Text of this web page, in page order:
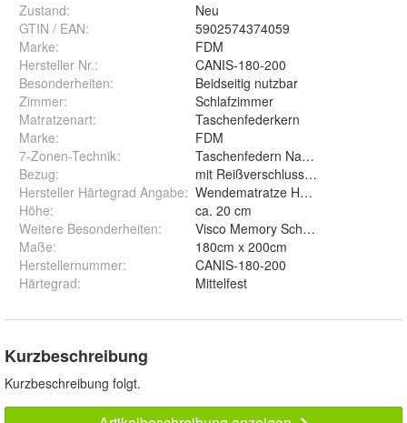
Zustand:
Neu
GTIN / EAN:
5902574374059
Marke:
FDM
Hersteller Nr.:
CANIS-180-200
Besonderheiten:
Beidseitig nutzbar
Zimmer:
Schlafzimmer
Matratzenart:
Taschenfederkern
Marke:
FDM
7-Zonen-Technik:
Taschenfedern NanoHARD 12 cm
Bezug:
mit Reißverschluss abnehmbar und
Hersteller Härtegrad Angabe: Wendematratze H3 Körpergewicht
Höhe:
ca. 20 cm
Weitere Besonderheiten:
Visco Memory Schaum, HR
Maße:
180cm x 200cm
Herstellernummer:
CANIS-180-200
Härtegrad: Mittelfest
Kurzbeschreibung
Kurzbeschreibung folgt.